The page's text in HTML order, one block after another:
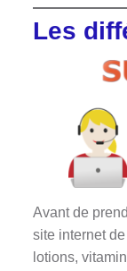
Les
Avant de
site internet
lotions,